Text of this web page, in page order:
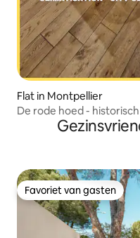
Flat in Montpellier
De rode hoed -
Favoriet van gasten
Favoriet van gasten